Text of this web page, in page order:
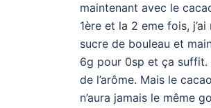
maintenant avec le
1ère et la 2 eme fois,
sucre de bouleau et
6g pour 0sp et ça suffit.
de l’arôme. Mais le
n’aura jamais le même